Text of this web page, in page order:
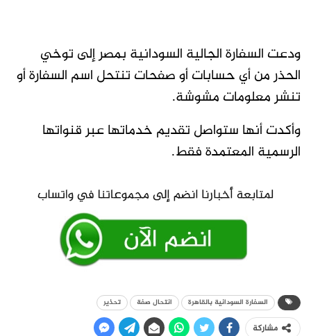
ودعت السفارة الجالية السودانية بمصر إلى توخي
الحذر من أي حسابات أو صفحات تنتحل اسم السفارة أو
تنشر معلومات مشوشة.
وأكدت أنها ستواصل تقديم خدماتها عبر قنواتها
الرسمية المعتمدة فقط.
السفارة السودانية بالقاهرة انتحال صفة تحذير
مشاركة